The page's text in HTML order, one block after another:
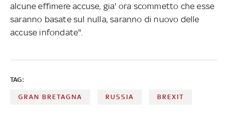
alcune effimere accuse, gia' ora scommetto che esse
saranno basate sul nulla, saranno di nuovo delle
accuse infondate".
TAG:
GRAN BRETAGNA RUSSIA BREXIT